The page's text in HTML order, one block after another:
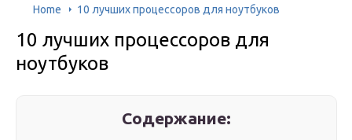
Home 10 лучших процессоров для ноутбуков
10 лучших процессоров для
ноутбуков
Содержание: